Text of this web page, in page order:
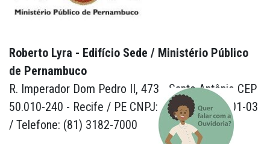
Roberto Lyra - Edifício Sede / Ministério Público
de Pernambuco
R. Imperador Dom Pedro II, 473 - Santo Antônio CEP
50.010-240 - Recife / PE CNPJ: 24.417.065/0001-03
/ Telefone: (81) 3182-7000